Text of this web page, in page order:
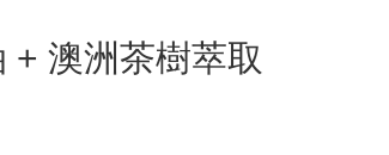
+ 澳洲茶樹萃取